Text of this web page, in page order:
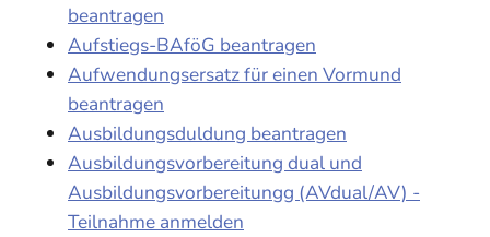
beantragen
Aufstiegs-BAföG beantragen
Aufwendungsersatz für einen Vormund
beantragen
Ausbildungsduldung beantragen
Ausbildungsvorbereitung dual und
Ausbildungsvorbereitungg (AVdual/AV) -
Teilnahme anmelden